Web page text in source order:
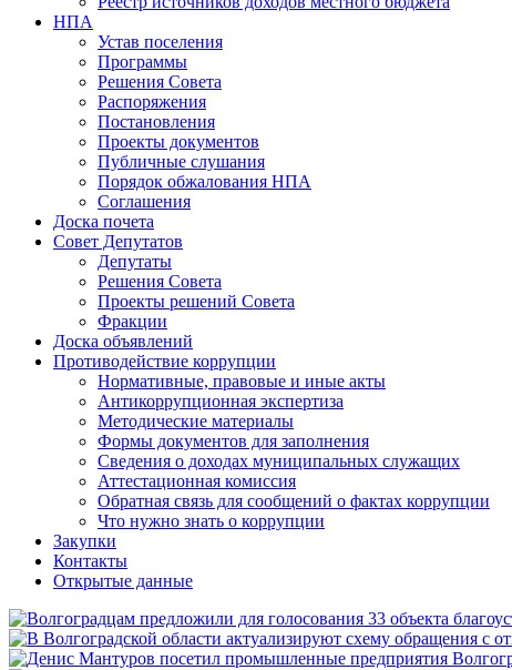
НПА
Устав поселения
Программы
Решения Совета
Распоряжения
Постановления
Проекты документов
Публичные слушания
Порядок обжалования НПА
Соглашения
Доска почета
Совет Депутатов
Депутаты
Решения Совета
Проекты решений Совета
Фракции
Доска объявлений
Противодействие коррупции
Нормативные, правовые и иные акты
Антикоррупционная экспертиза
Методические материалы
Формы документов для заполнения
Сведения о доходах муниципальных служащих
Аттестационная комиссия
Обратная связь для сообщений о фактах коррупции
Что нужно знать о коррупции
Закупки
Контакты
Открытые данные